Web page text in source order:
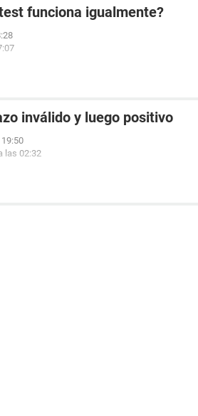
funciona igualmente?
inválido y luego positivo
las 02:32